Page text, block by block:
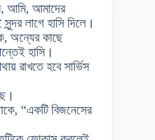
আমি, আমাদের
লাগে হাসি দিলে।
অন্যের কাছে
হাসি।
রাখতে হবে সার্ভিস
“একটি বিজনেসের